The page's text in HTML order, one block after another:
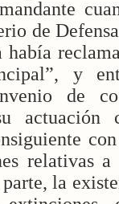
de
había
y
de
actuación
relativas
la